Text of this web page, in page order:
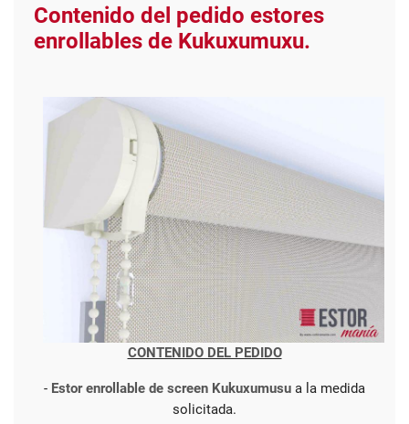
Contenido del pedido estores
enrollables de Kukuxumuxu.
CONTENIDO DEL PEDIDO
- Estor enrollable de screen Kukuxumusu a la medida
solicitada.